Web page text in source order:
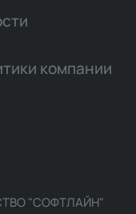
компании
"СОФТЛАЙН"